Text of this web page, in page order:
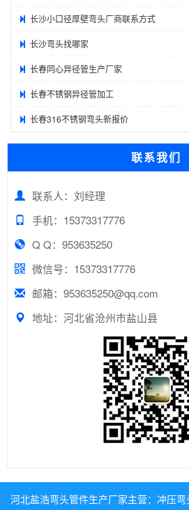
长沙小口径厚壁弯头厂商联系方式
长沙弯头找哪家
长春同心异径管生产厂家
长春不锈钢异径管加工
长春316不锈钢弯头新报价
联系我们
联系人：刘经理
手机：15373317776
Q Q：953635250
微信号：15373317776
邮箱：953635250@qq.com
地址：河北省沧州市盐山县
河北盐浩弯头管件生产厂家主营： 冲压弯